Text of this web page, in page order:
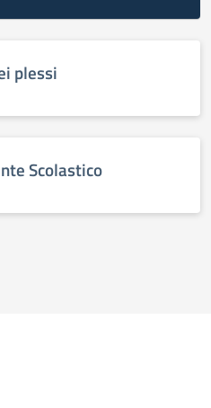
plessi
Scolastico